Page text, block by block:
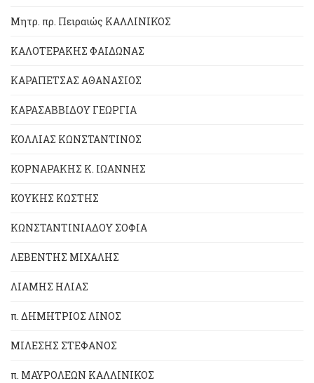
Μητρ. πρ. Πειραιώς ΚΑΛΛΙΝΙΚΟΣ
ΚΑΛΟΤΕΡΑΚΗΣ ΦΑΙΔΩΝΑΣ
ΚΑΡΑΠΕΤΣΑΣ ΑΘΑΝΑΣΙΟΣ
ΚΑΡΑΣΑΒΒΙΔΟΥ ΓΕΩΡΓΙΑ
ΚΟΛΛΙΑΣ ΚΩΝΣΤΑΝΤΙΝΟΣ
ΚΟΡΝΑΡΑΚΗΣ Κ. ΙΩΑΝΝΗΣ
ΚΟΥΚΗΣ ΚΩΣΤΗΣ
ΚΩΝΣΤΑΝΤΙΝΙΑΔΟΥ ΣΟΦΙΑ
ΛΕΒΕΝΤΗΣ ΜΙΧΑΛΗΣ
ΛΙΑΜΗΣ ΗΛΙΑΣ
π. ΔΗΜΗΤΡΙΟΣ ΛΙΝΟΣ
ΜΙΛΕΣΗΣ ΣΤΕΦΑΝΟΣ
π. ΜΑΥΡΟΛΕΩΝ ΚΑΛΛΙΝΙΚΟΣ